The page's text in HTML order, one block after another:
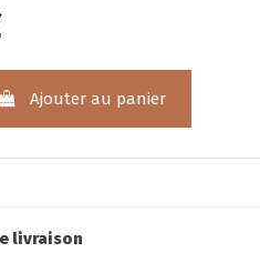
Ajouter au panier
livraison